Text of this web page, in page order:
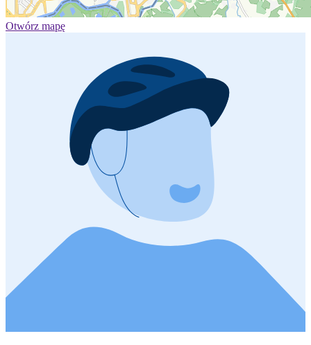
Otwórz mapę